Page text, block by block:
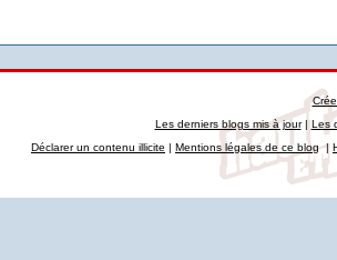
Les derniers blogs mis à jour|Les
Déclarer un contenu illicite | Mentions légales de ce blog|